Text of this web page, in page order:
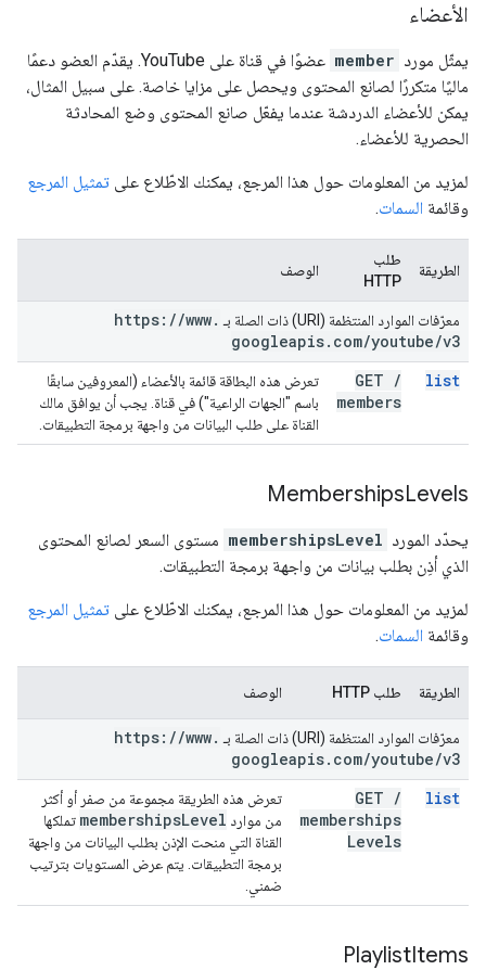
الأعضاء
يمثّل مورد member
عضوًا في قناة على YouTube. يقدّم العضو دعمًا
ماليًا متكررًا لصانع المحتوى ويحصل على مزايا خاصة. على سبيل المثال،
يمكن للأعضاء الدردشة عندما يفعّل صانع المحتوى وضع المحادثة
الحصرية للأعضاء.
لمزيد من المعلومات حول هذا المرجع، يمكنك الاطّلاع على تمثيل المرجع
وقائمة السمات.
الطريقة
طلب
HTTP
الوصف
معرّفات الموارد المنتظمة (URI) ذات الصلة بـ https: //www.
googleapis. com/youtube/v3
list
GET /
members
تعرض هذه البطاقة قائمة بالأعضاء (المعروفين سابقًا
باسم "الجهات الراعية") في قناة. يجب أن يوافق مالك
القناة على طلب البيانات من واجهة برمجة التطبيقات.
MembershipsLevels
يحدّد المورد membershipsLevel مستوى السعر لصانع المحتوى
الذي أذِن بطلب بيانات من واجهة برمجة التطبيقات.
لمزيد من المعلومات حول هذا المرجع، يمكنك الاطّلاع على تمثيل المرجع
وقائمة السمات.
الطريقة طلب HTTP الوصف
معرّفات الموارد المنتظمة (URI) ذات الصلة بـ https: //www.
googleapis. com/youtube/v3
list
GET /
memberships
Levels
تعرض هذه الطريقة مجموعة من صفر أو أكثر
من موارد
membershipsLevel
تملكها
القناة التي منحت الإذن بطلب البيانات من واجهة
برمجة التطبيقات. يتم عرض المستويات بترتيب
ضمني.
PlaylistItems